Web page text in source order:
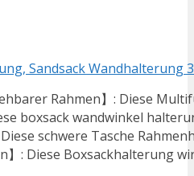
Sandsack Wandhalterung
Rahmen】: Diese
boxsack wandwinkel
Diese schwere Tasche
】: Diese Boxsackhalterung